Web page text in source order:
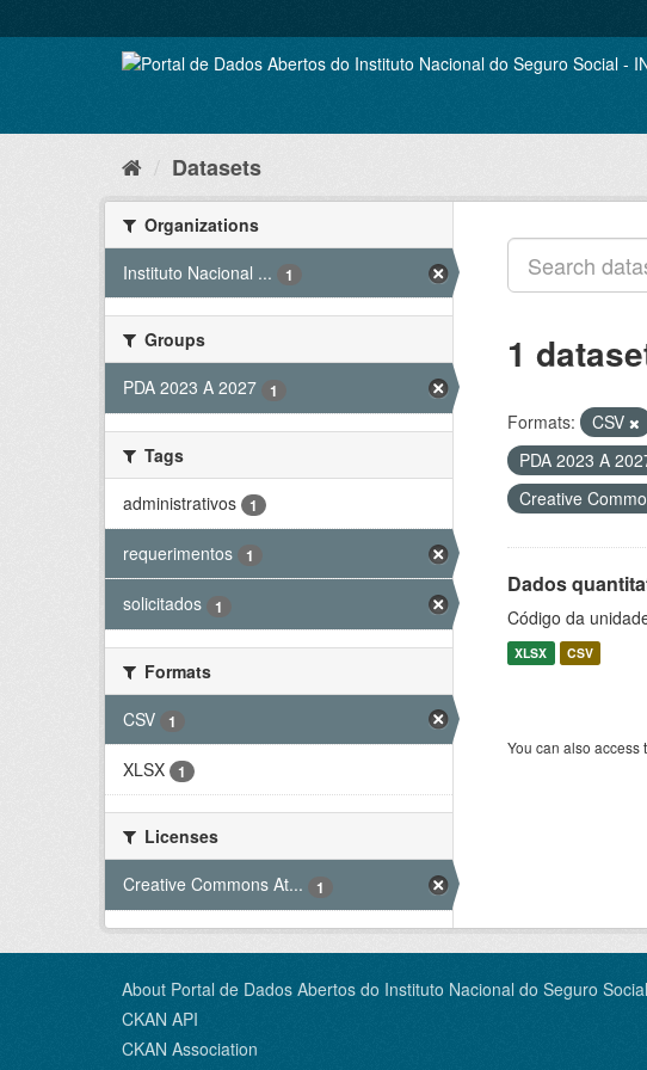
to
Datasets
Organizations
Instituto Nacional ...
1
Groups
PDA 2023 A 2027
1
Tags
administrativos
1
requerimentos 1
solicitados 1
Formats
CSV
1
XLSX 1
Licenses
Creative Commons At...
1
1
Formats: CSV
PDA 2023 A
Creative
Dados
Código da
XLSX CSV
You can also access
About Portal de Dados Abertos do Instituto Nacional do Seguro
CKAN API
CKAN Association